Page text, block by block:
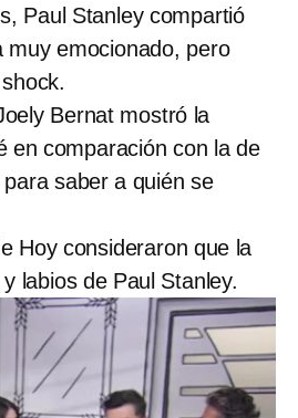
Paul Stanley compartió
muy emocionado, pero
Bernat mostró la
en comparación con la de
saber a quién se
Hoy consideraron que la
labios de Paul Stanley.